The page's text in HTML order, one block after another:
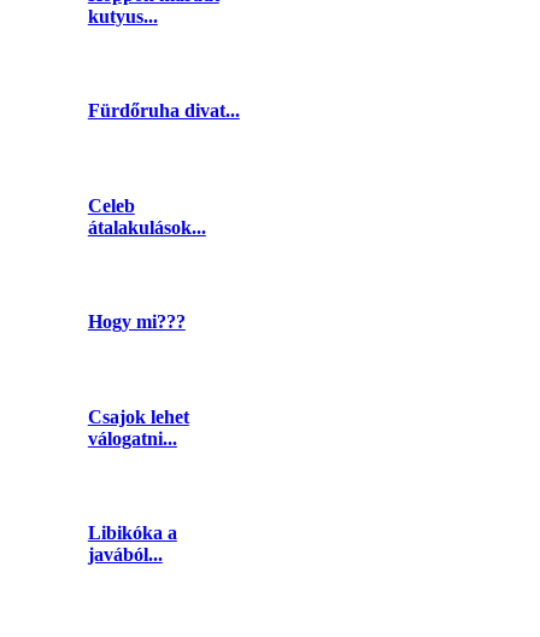
kutyus...
Fürdőruha divat...
Celeb
átalakulások...
Hogy mi???
Csajok lehet
válogatni...
Libikóka a
javából...